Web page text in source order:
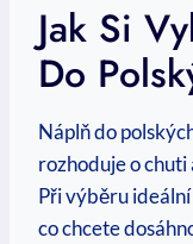
Jak Si
Do
Náplň do
rozhoduje o
Při výběru
co chcete